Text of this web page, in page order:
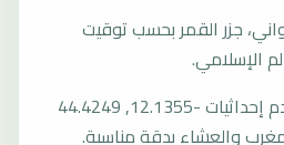
جزر القمر بحسب توقيت
المرجع العام للمدينة يستخدم إحداثيات -12.1355, 44.4249
والعشاء بدقة مناسبة.